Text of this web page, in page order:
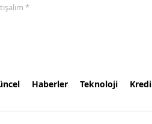
*
Haberler Teknoloji Kredi